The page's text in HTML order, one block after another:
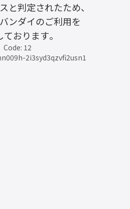
と判定されたため、
ンダイのご利用を
おります。
Code: 12
2i3syd3qzvfi2usn1